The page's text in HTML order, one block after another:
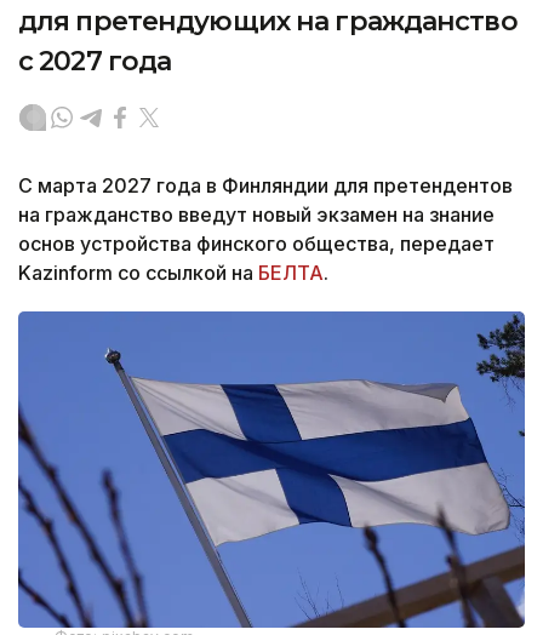
для претендующих на гражданство
с 2027 года
С марта 2027 года в Финляндии для претендентов
на гражданство введут новый экзамен на знание
основ устройства финского общества, передает
Kazinform со ссылкой на БЕЛТА.